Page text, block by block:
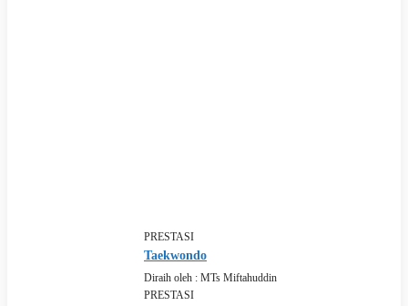
PRESTASI
Taekwondo
Diraih oleh : MTs Miftahuddin
PRESTASI